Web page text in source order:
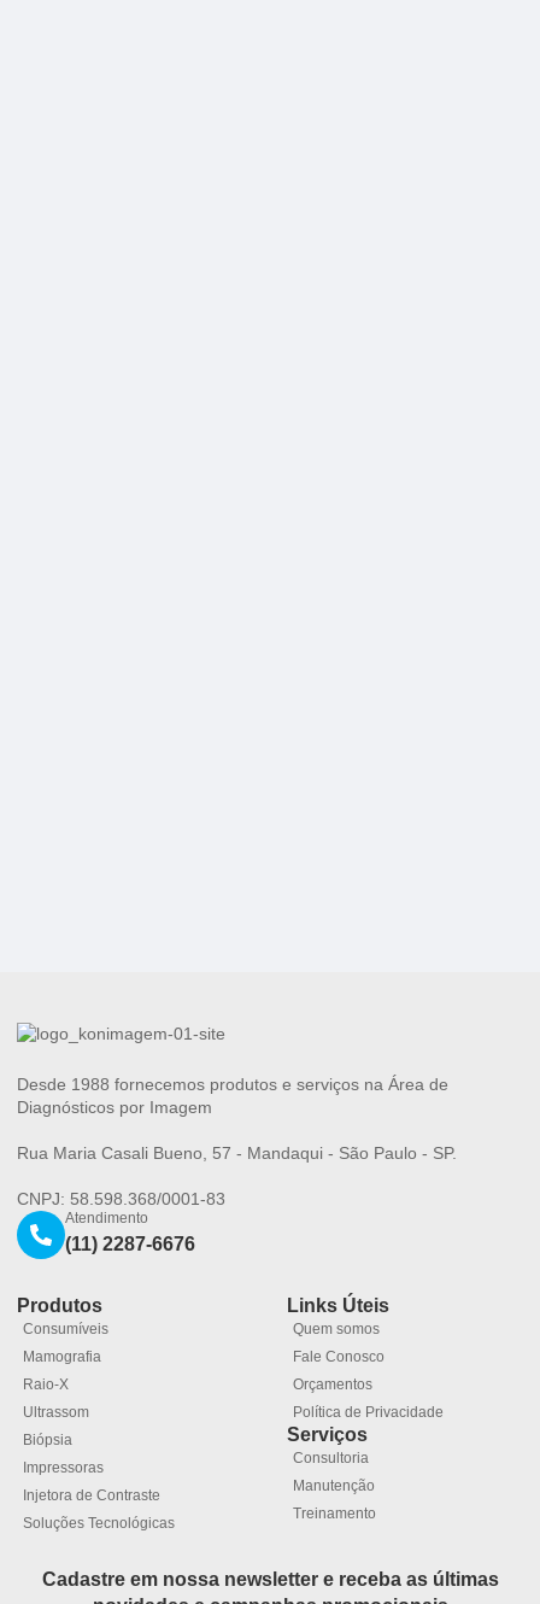
Desde 1988 fornecemos produtos e serviços na Área de
Diagnósticos por Imagem
Rua Maria Casali Bueno, 57 - Mandaqui - São Paulo - SP.
CNPJ: 58.598.368/0001-83
Atendimento
(11) 2287-6676
Produtos
Consumíveis
Mamografia
Raio-X
Ultrassom
Biópsia
Impressoras
Injetora de Contraste
Soluções Tecnológicas
Links Úteis
Quem somos
Fale Conosco
Orçamentos
Política de Privacidade
Serviços
Consultoria
Manutenção
Treinamento
Cadastre em nossa newsletter e receba as últimas